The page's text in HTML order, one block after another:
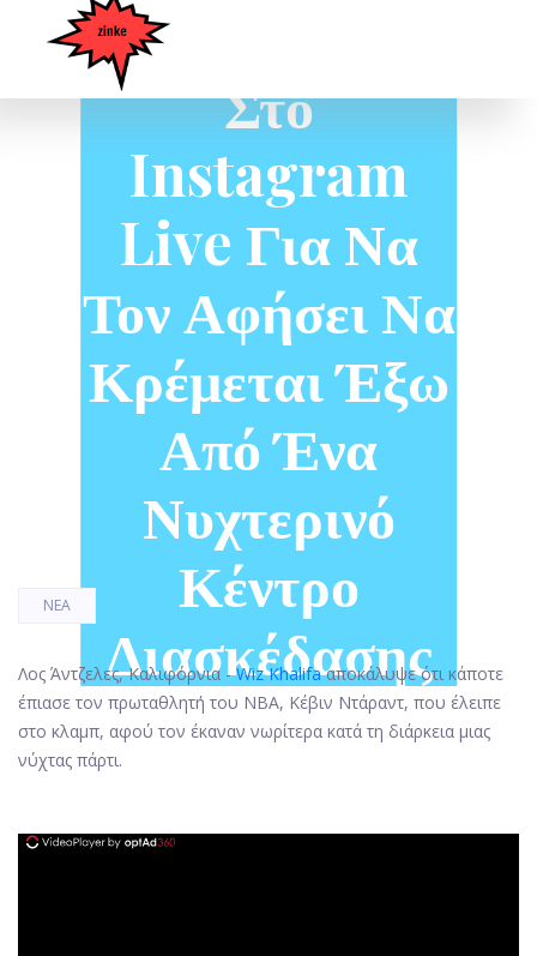
Kevin Durant
Στο
Instagram
Live Για Να
Τον Αφήσει Να
Κρέμεται Έξω
Από Ένα
Νυχτερινό
Κέντρο
Διασκέδασης
ΝΈΑ
Λος Άντζελες, Καλιφόρνια - Wiz Khalifaαποκάλυψε ότι κάποτε
έπιασε τον πρωταθλητή του ΝΒΑ, Κέβιν Ντάραντ, που έλειπε
στο κλαμπ, αφού τον έκαναν νωρίτερα κατά τη διάρκεια μιας
νύχτας πάρτι.